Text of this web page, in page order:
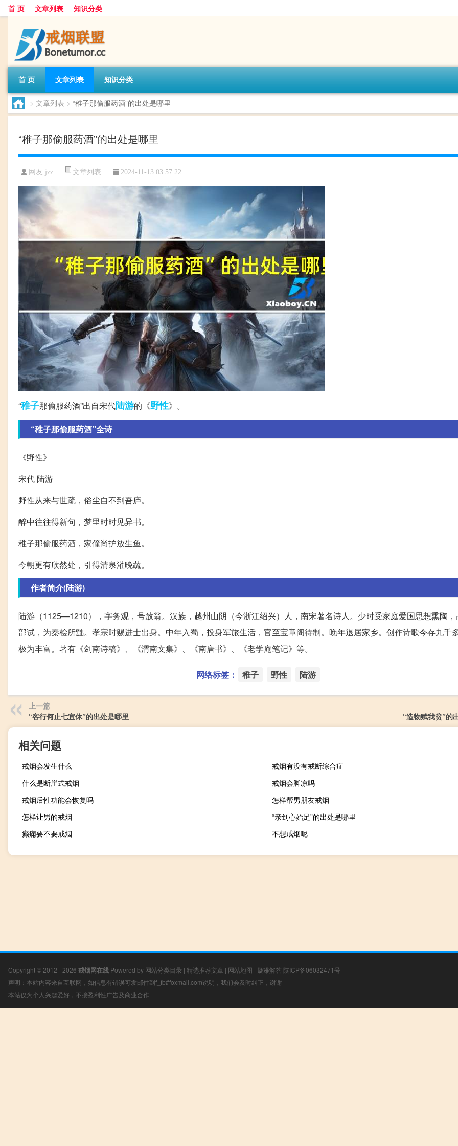
首 页 文章列表 知识分类
首 页 文章列表 知识分类
> 文章列表 > “稚子那偷服药酒”的出处是哪里
“稚子那偷服药酒”的出处是哪里
网友:jzz 文章列表 2024-11-13 03:57:22
“稚子那偷服药酒”出自宋代陆游的《野性》。
“稚子那偷服药酒”全诗
《野性》
宋代 陆游
野性从来与世疏，俗尘自不到吾庐。
醉中往往得新句，梦里时时见异书。
稚子那偷服药酒，家僮尚护放生鱼。
今朝更有欣然处，引得清泉灌晚蔬。
作者简介(陆游)
陆游（1125—1210），字务观，号放翁。汉族，越州山阴（今浙江绍兴）人，南宋著名诗人。少时受家庭爱国思想熏陶
部试，为秦桧所黜。孝宗时赐进士出身。中年入蜀，投身军旅生活，官至宝章阁待制。晚年退居家乡。创作诗歌今存九千
极为丰富。著有《剑南诗稿》、《渭南文集》、《南唐书》、《老学庵笔记》等。
网络标签： 稚子 野性 陆游
上一篇
“客行何止七宜休”的出处是哪里
“造物赋我贫”的
相关问题
戒烟会发生什么
戒烟有没有戒断综合症
什么是断崖式戒烟
戒烟会脚凉吗
戒烟后性功能会恢复吗
怎样帮男朋友戒烟
怎样让男的戒烟
“亲到心始足”的出处是哪里
癫痫要不要戒烟
不想戒烟呢
Copyright © 2012 - 2026 戒烟网在线 Powered by 网站分类目录 | 精选推荐文章 | 网站地图 | 疑难解答 陕ICP备06032471号
声明：本站内容来自互联网，如信息有错误可发邮件到f_fb#foxmail.com说明，我们会及时纠正，谢谢
本站仅为个人兴趣爱好，不接盈利性广告及商业合作